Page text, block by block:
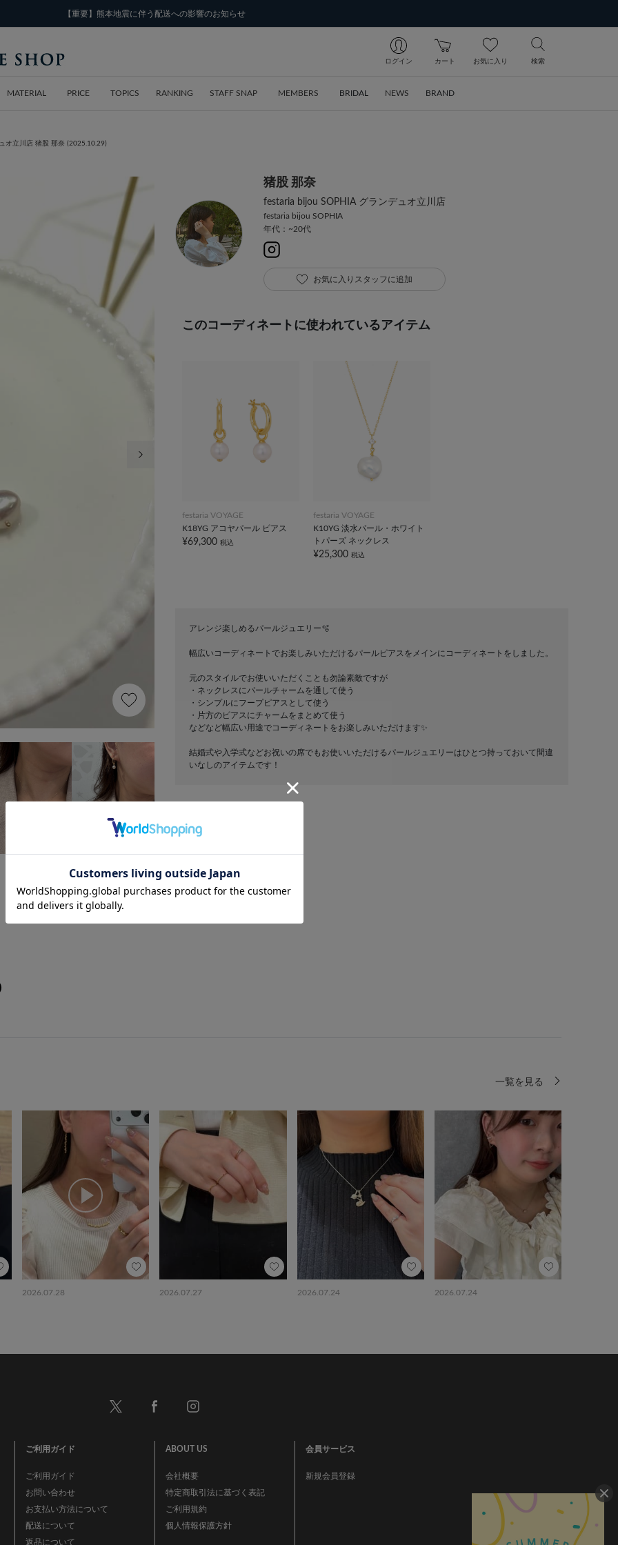
【重要】熊本地震に伴う配送への影響のお知らせ
ログイン カート お気に入り 検索
MATERIAL PRICE TOPICS RANKING STAFF SNAP MEMBERS BRIDAL NEWS BRAND
オ立川店 猪股 那奈 (2025.10.29)
猪股 那奈
festaria bijou SOPHIA グランデュオ立川店
festaria bijou SOPHIA
年代：~20代
お気に入りスタッフに追加
このコーディネートに使われているアイテム
festaria VOYAGE
K18YG アコヤパール ピアス
¥69,300 税込
festaria VOYAGE
K10YG 淡水パール・ホワイト
トパーズ ネックレス
¥25,300 税込
アレンジ楽しめるパールジュエリー🫧
幅広いコーディネートでお楽しみいただけるパールピアスをメインにコーディネートをしました。
元のスタイルでお使いいただくことも勿論素敵ですが
・ネックレスにパールチャームを通して使う
・シンプルにフープピアスとして使う
・片方のピアスにチャームをまとめて使う
などなど幅広い用途でコーディネートをお楽しみいただけます✨️
結婚式や入学式などお祝いの席でもお使いいただけるパールジュエリーはひとつ持っておいて間違
いなしのアイテムです！
一覧を見る
2026.07.28 2026.07.27 2026.07.24 2026.07.24
ご利用ガイド
ご利用ガイド
お問い合わせ
お支払い方法について
配送について
返品について
ABOUT US
会社概要
特定商取引法に基づく表記
ご利用規約
個人情報保護方針
会員サービス
新規会員登録